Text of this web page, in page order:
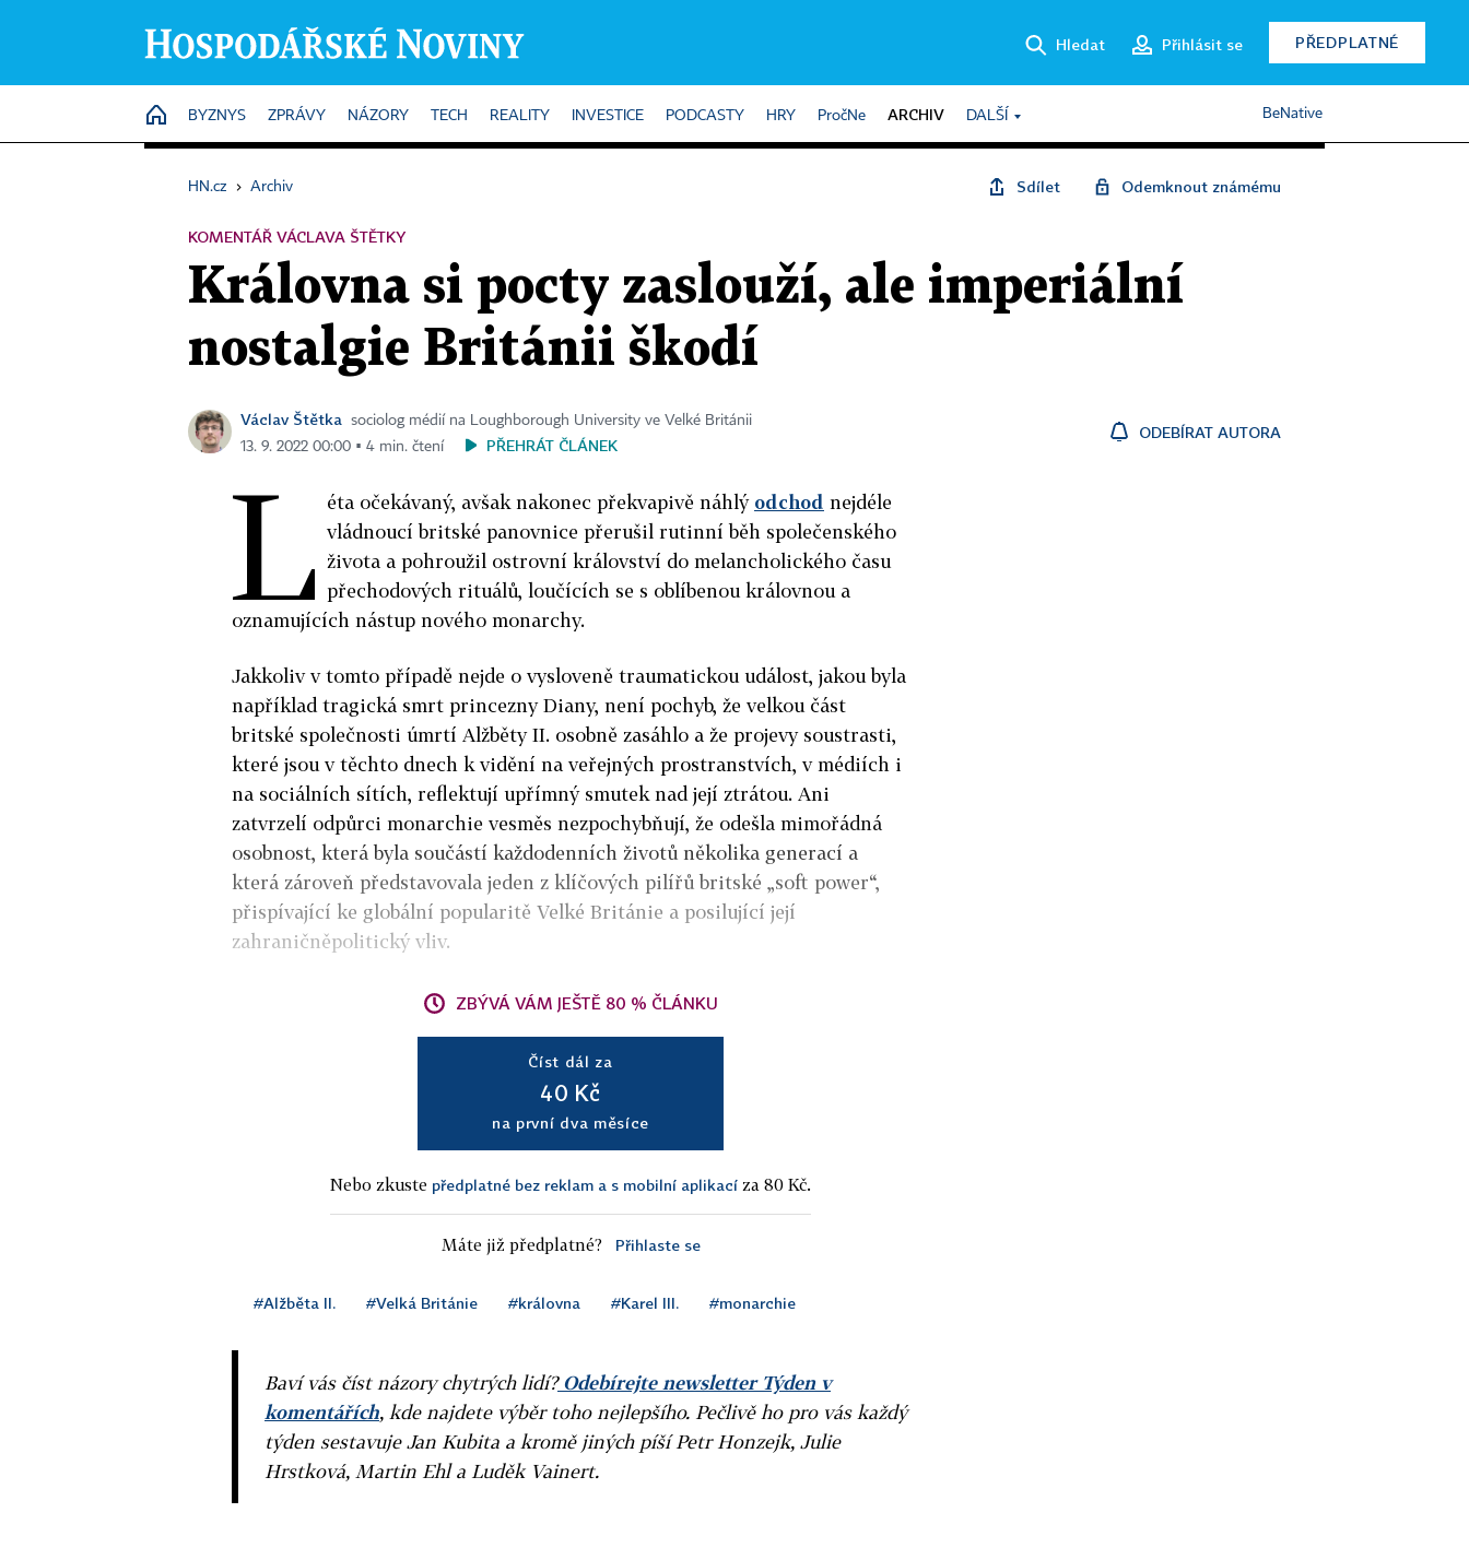
Hledat Přihlásit se PŘEDPLATNÉ
HOME
BYZNYS ZPRÁVY NÁZORY TECH REALITY INVESTICE PODCASTY HRY PročNe ARCHIV DALŠÍ BeNative
HN.cz › Archiv Sdílet Odemknout známému
KOMENTÁŘ VÁCLAVA ŠTĚTKY
Královna si pocty zaslouží, ale imperiální
nostalgie Británii škodí
Václav Štětka
sociolog médií na Loughborough University ve Velké Británii
13. 9. 2022 00:00 ▪ 4 min. čtení
PŘEHRÁT ČLÁNEK
ODEBÍRAT AUTORA
L éta očekávaný, avšak nakonec překvapivě náhlý odchod nejdéle
vládnoucí britské panovnice přerušil rutinní běh společenského
života a pohroužil ostrovní království do melancholického času
přechodových rituálů, loučících se s oblíbenou královnou a
oznamujících nástup nového monarchy.
Jakkoliv v tomto případě nejde o vysloveně traumatickou událost, jakou byla
například tragická smrt princezny Diany, není pochyb, že velkou část
britské společnosti úmrtí Alžběty II. osobně zasáhlo a že projevy soustrasti,
které jsou v těchto dnech k vidění na veřejných prostranstvích, v médiích i
na sociálních sítích, reflektují upřímný smutek nad její ztrátou. Ani
zatvrzelí odpůrci monarchie vesměs nezpochybňují, že odešla mimořádná
osobnost, která byla součástí každodenních životů několika generací a
která zároveň představovala jeden z klíčových pilířů britské „soft power“,
přispívající ke globální popularitě Velké Británie a posilující její
zahraničněpolitický vliv.
ZBÝVÁ VÁM JEŠTĚ 80 % ČLÁNKU
Číst dál za
40 Kč
na první dva měsíce
Nebo zkuste předplatné bez reklam a s mobilní aplikací za 80 Kč.
Máte již předplatné? Přihlaste se
#Alžběta II. #Velká Británie #královna #Karel III. #monarchie
Baví vás číst názory chytrých lidí?Odebírejte newsletter Týden v
komentářích, kde najdete výběr toho nejlepšího. Pečlivě ho pro vás každý
týden sestavuje Jan Kubita a kromě jiných píší Petr Honzejk, Julie
Hrstková, Martin Ehl a Luděk Vainert.